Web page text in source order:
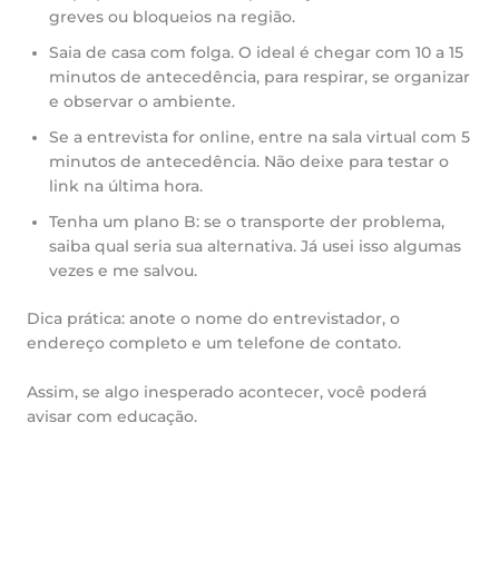
greves ou bloqueios na região.
Saia de casa com folga. O ideal é chegar com 10 a 15
minutos de antecedência, para respirar, se organizar
e observar o ambiente.
Se a entrevista for online, entre na sala virtual com 5
minutos de antecedência. Não deixe para testar o
link na última hora.
Tenha um plano B: se o transporte der problema,
saiba qual seria sua alternativa. Já usei isso algumas
vezes e me salvou.
Dica prática: anote o nome do entrevistador, o
endereço completo e um telefone de contato.
Assim, se algo inesperado acontecer, você poderá
avisar com educação.